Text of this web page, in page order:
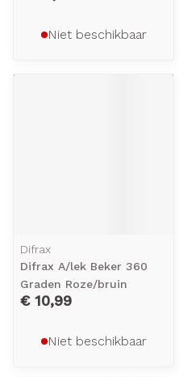
Niet beschikbaar
Difrax
Difrax A/lek Beker 360
Graden Roze/bruin
€ 10,99
Niet beschikbaar